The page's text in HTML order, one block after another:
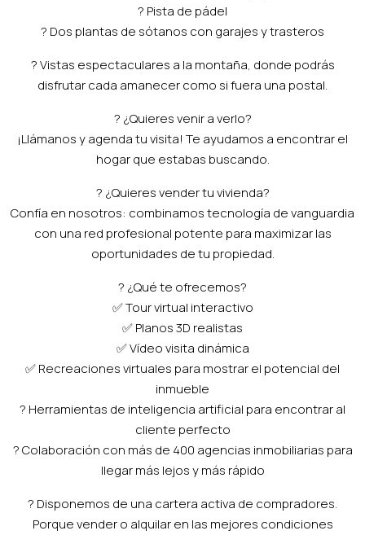
? Pista de pádel
? Dos plantas de sótanos con garajes y trasteros
? Vistas espectaculares a la montaña, donde podrás
disfrutar cada amanecer como si fuera una postal.
? ¿Quieres venir a verlo?
¡Llámanos y agenda tu visita! Te ayudamos a encontrar el
hogar que estabas buscando.
? ¿Quieres vender tu vivienda?
Confía en nosotros: combinamos tecnología de vanguardia
con una red profesional potente para maximizar las
oportunidades de tu propiedad.
? ¿Qué te ofrecemos?
✅ Tour virtual interactivo
✅ Planos 3D realistas
✅ Vídeo visita dinámica
✅ Recreaciones virtuales para mostrar el potencial del
inmueble
? Herramientas de inteligencia artificial para encontrar al
cliente perfecto
? Colaboración con más de 400 agencias inmobiliarias para
llegar más lejos y más rápido
? Disponemos de una cartera activa de compradores.
Porque vender o alquilar en las mejores condiciones